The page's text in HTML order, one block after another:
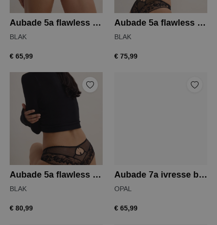
Aubade 5a flawless love string
BLAK
€ 65,99
Aubade 5a flawless love slip
BLAK
€ 75,99
Aubade 5a flawless love hipster
BLAK
€ 80,99
Aubade 7a ivresse baroque string
OPAL
€ 65,99